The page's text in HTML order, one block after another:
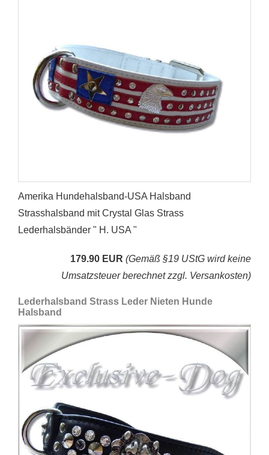
Amerika Hundehalsband-USA Halsband
Strasshalsband mit Crystal Glas Strass
Lederhalsbänder " H. USA "
179.90 EUR (Gemäß §19 UStG wird keine
Umsatzsteuer berechnet zzgl. Versankosten)
Lederhalsband Strass Leder Nieten Hunde
Halsband